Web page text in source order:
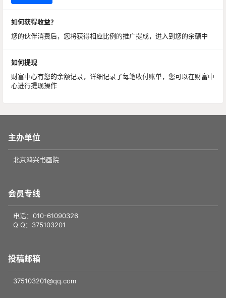
如何获得收益？
您的伙伴消费后，您将获得相应比例的推广提成，进入到您的余额中
如何提现
财富中心有您的余额记录，详细记录了每笔收付账单，您可以在财富中
心进行提现操作
主办单位
北京鸿兴书画院
会员专线
电话：010-61090326
Q Q：375103201
投稿邮箱
375103201@qq.com